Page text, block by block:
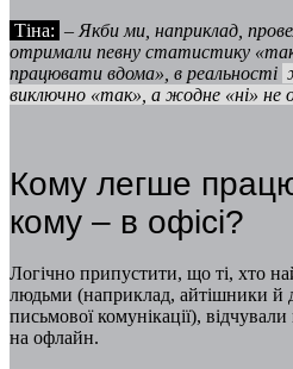
Тіна: – Якби ми, наприклад,
отримали певну статистику «так,
працювати вдома», в реальності
виключно «так», а жодне «ні» не
Кому легше
кому – в офісі?
Логічно припустити, що ті, хто
людьми (наприклад, айтішники й
письмової комунікації),
на офлайн.